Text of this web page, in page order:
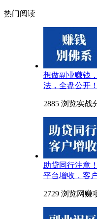
热门阅读
想做副业赚钱
法，全盘公开！
2885 浏览实战
助贷同行注意
平台增收，客
2729 浏览网赚